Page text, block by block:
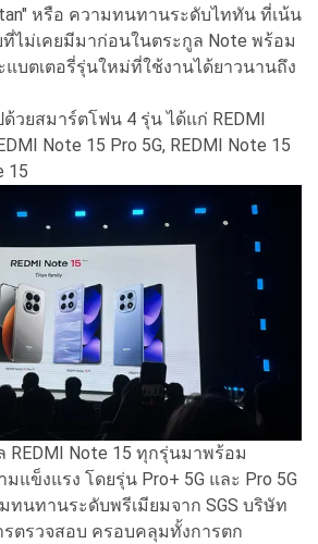
หรือ ความทนทานระดับไททัน ที่เน้น
ไม่เคยมีมาก่อนในตระกูล Note พร้อม
แบตเตอรี่รุ่นใหม่ที่ใช้งานได้ยาวนานถึง
วยสมาร์ตโฟน 4 รุ่น ได้แก่ REDMI
Note 15 Pro 5G, REDMI Note 15
15
REDMI Note 15 ทุกรุ่นมาพร้อม
แข็งแรง โดยรุ่น Pro+ 5G และ Pro 5G
ทนทานระดับพรีเมียมจาก SGS บริษัท
ตรวจสอบ ครอบคลุมทั้งการตก